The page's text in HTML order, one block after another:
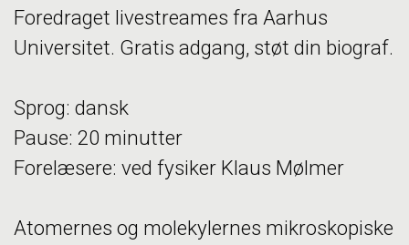
Foredraget livestreames fra Aarhus
Universitet. Gratis adgang, støt din biograf.
Sprog: dansk
Pause: 20 minutter
Forelæsere: ved fysiker Klaus Mølmer
Atomernes og molekylernes mikroskopiske